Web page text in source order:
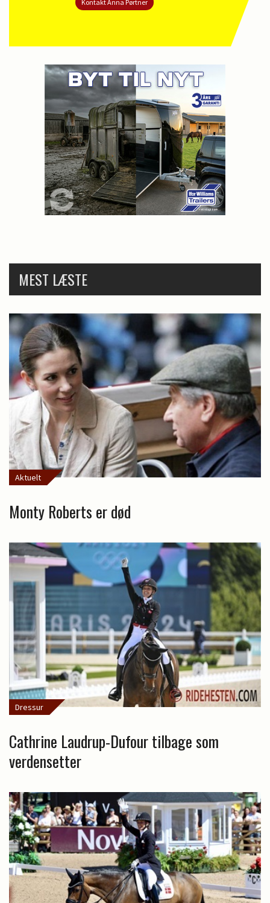
Kontakt Anna Pørtner
MEST LÆSTE
Aktuelt
Monty Roberts er død
Dressur
Cathrine Laudrup-Dufour tilbage som
verdensetter